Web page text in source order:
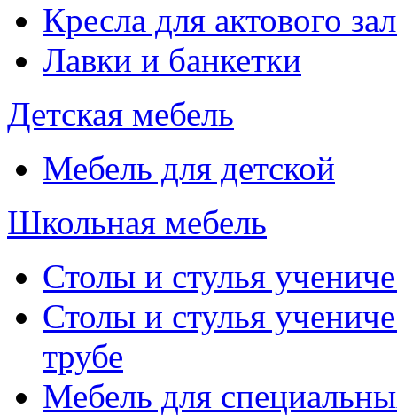
Кресла для актового
Лавки и банкетки
Детская мебель
Мебель для детской
Школьная мебель
Столы и стулья
Столы и стулья
трубе
Мебель для